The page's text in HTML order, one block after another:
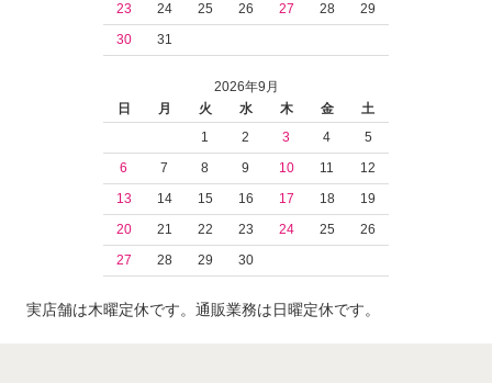
23
24 25 26 27 28
29
30
31
2026年9月
日
月 火 水 木 金
土
1
2 3 4
5
6
7 8 9 10 11
12
13
14 15 16 17 18
19
20
21 22 23 24 25
26
27
28 29 30
実店舗は木曜定休です。通販業務は日曜定休です。